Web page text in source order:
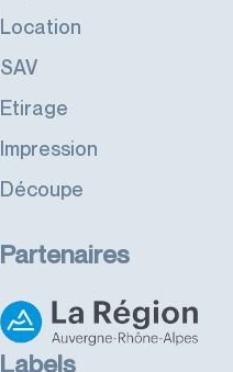
Location
SAV
Etirage
Impression
Découpe
Partenaires
Labels